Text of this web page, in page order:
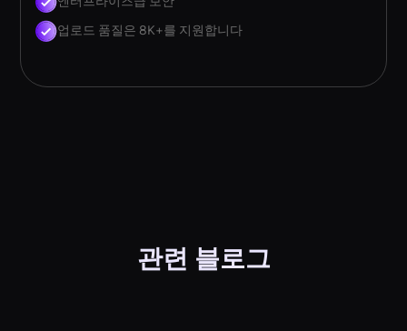
업로드 품질은 8K+를 지원합니다
관련 블로그